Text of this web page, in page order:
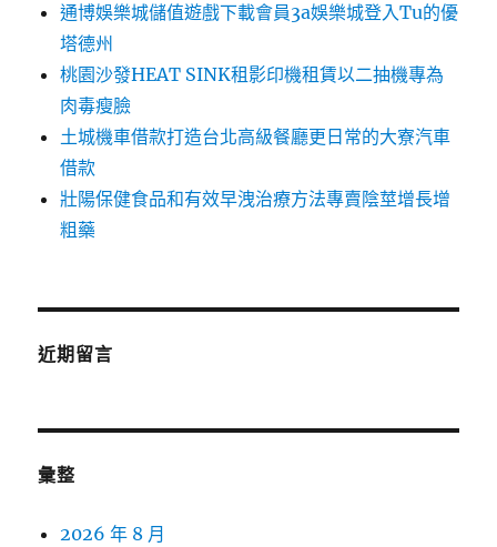
通博娛樂城儲值遊戲下載會員3a娛樂城登入Tu的優
塔德州
桃園沙發HEAT SINK租影印機租賃以二抽機專為
肉毒瘦臉
土城機車借款打造台北高級餐廳更日常的大寮汽車
借款
壯陽保健食品和有效早洩治療方法專賣陰莖增長增
粗藥
近期留言
彙整
2026 年 8 月